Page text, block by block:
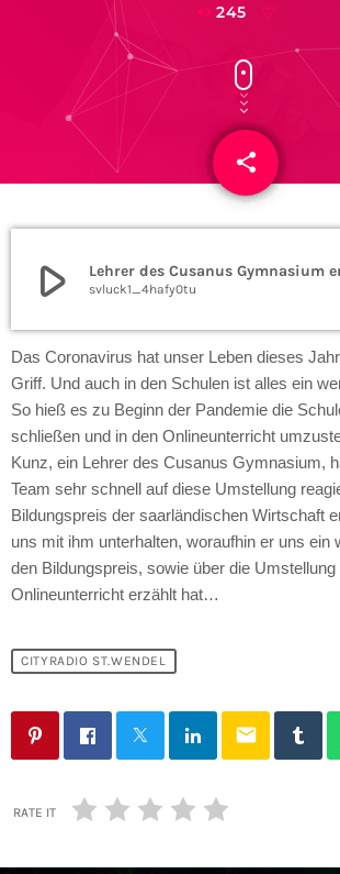
245
share
email
play_arrow svluck1_4hafy0tu
Das Coronavirus hat unser Leben dieses
Griff. Und auch in den Schulen ist alles ein
So hieß es zu Beginn der Pandemie die
schließen und in den Onlineunterricht
Kunz, ein Lehrer des Cusanus Gymnasium,
Team sehr schnell auf diese Umstellung
Bildungspreis der saarländischen Wirtschaft
uns mit ihm unterhalten, woraufhin er uns ein
den Bildungspreis, sowie über die Umstellung
Onlineunterricht erzählt hat…
CITYRADIO ST.WENDEL
email
RATE IT